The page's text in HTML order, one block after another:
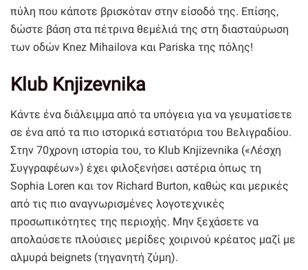
πύλη που κάποτε βρισκόταν στην είσοδό της. Επίσης,
δώστε βάση στα πέτρινα θεμέλιά της στη διασταύρωση
των οδών Knez Mihailova και Pariska της πόλης!
Klub Knjizevnika
Κάντε ένα διάλειμμα από τα υπόγεια για να γευματίσετε
σε ένα από τα πιο ιστορικά εστιατόρια του Βελιγραδίου.
Στην 70χρονη ιστορία του, το Klub Knjizevnika («Λέσχη
Συγγραφέων») έχει φιλοξενήσει αστέρια όπως τη
Sophia Loren και τον Richard Burton, καθώς και μερικές
από τις πιο αναγνωρισμένες λογοτεχνικές
προσωπικότητες της περιοχής. Μην ξεχάσετε να
απολαύσετε πλούσιες μερίδες χοιρινού κρέατος μαζί με
αλμυρά beignets (τηγανητή ζύμη).